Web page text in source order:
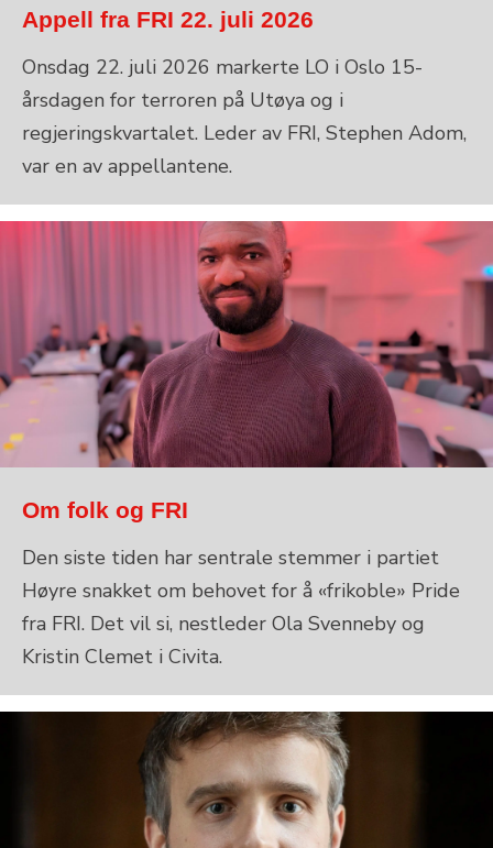
Appell fra FRI 22. juli 2026
Onsdag 22. juli 2026 markerte LO i Oslo 15-
årsdagen for terroren på Utøya og i
regjeringskvartalet. Leder av FRI, Stephen Adom,
var en av appellantene.
Om folk og FRI
Den siste tiden har sentrale stemmer i partiet
Høyre snakket om behovet for å «frikoble» Pride
fra FRI. Det vil si, nestleder Ola Svenneby og
Kristin Clemet i Civita.